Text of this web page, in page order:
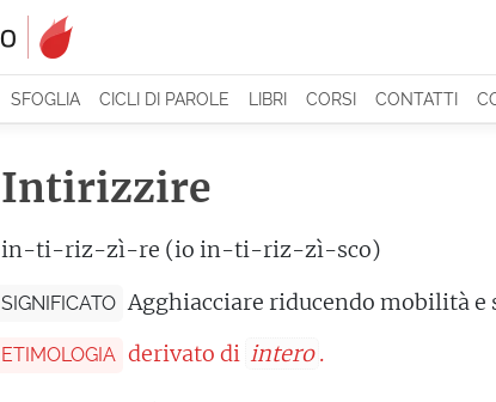
SFOGLIA CICLI DI PAROLE LIBRI CORSI CONTATTI
Intirizzire
in-ti-riz-zì-re (io in-ti-riz-zì-sco)
SIGNIFICATO Agghiacciare riducendo mobilità e
ETIMOLOGIA derivato di intero .